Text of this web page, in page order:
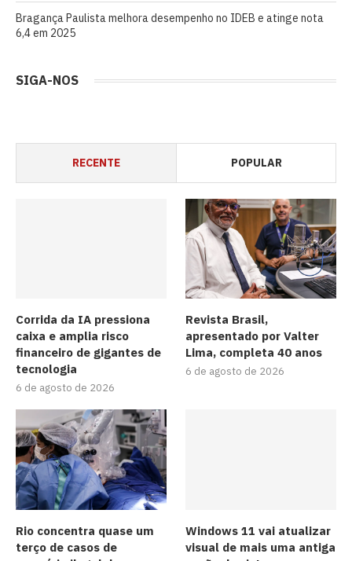
Bragança Paulista melhora desempenho no IDEB e atinge nota
6,4 em 2025
SIGA-NOS
RECENTE POPULAR
Corrida da IA pressiona
caixa e amplia risco
financeiro de gigantes de
tecnologia
6 de agosto de 2026
Revista Brasil,
apresentado por Valter
Lima, completa 40 anos
6 de agosto de 2026
Rio concentra quase um
terço de casos de
Windows 11 vai atualizar
visual de mais uma antiga